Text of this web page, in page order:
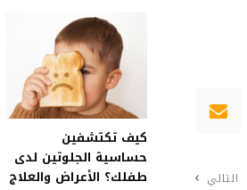
التالي
كيف تكتشفين
حساسية الجلوتين لدى
طفلك؟ الأعراض والعلاج